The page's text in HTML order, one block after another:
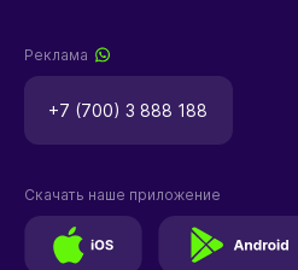
Реклама
+7 (700) 3 888 188
Скачать наше приложение